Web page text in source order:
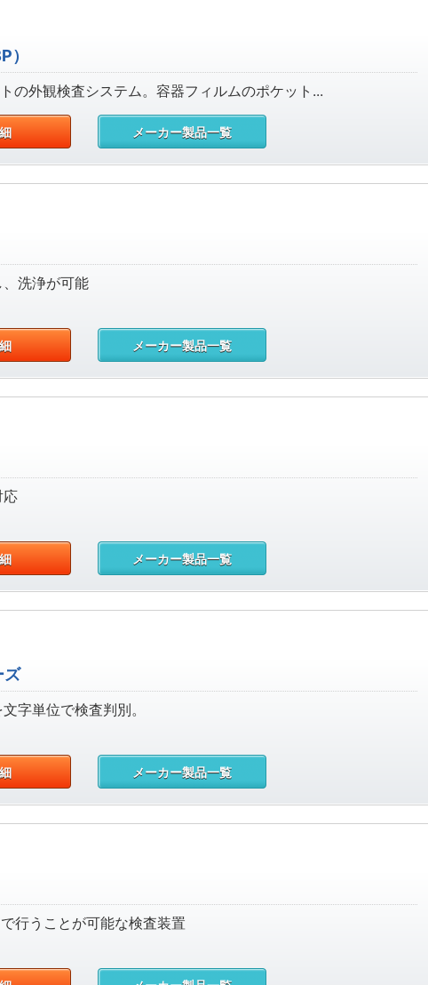
）
の外観検査システム。容器フィルムのポケット...
メーカー製品一覧
洗浄が可能
メーカー製品一覧
応
メーカー製品一覧
ズ
字単位で検査判別。
メーカー製品一覧
行うことが可能な検査装置